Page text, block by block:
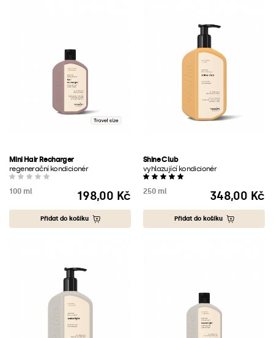
Mini Hair Recharger
regenerační kondicionér
100 ml
Cena
198,00 Kč
Přidat do košíku
Shine Club
vyhlazující kondicionér
250 ml
Cena
348,00 Kč
Přidat do košíku